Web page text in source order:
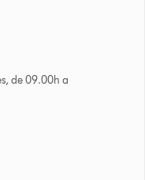
de 09.00h a